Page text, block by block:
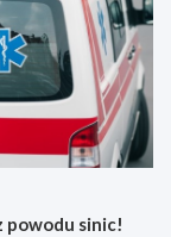
powodu sinic!